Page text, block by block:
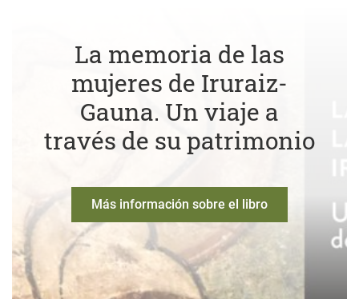
La memoria de las
mujeres de Iruraiz-
Gauna. Un viaje a
través de su patrimonio
Más información sobre el libro